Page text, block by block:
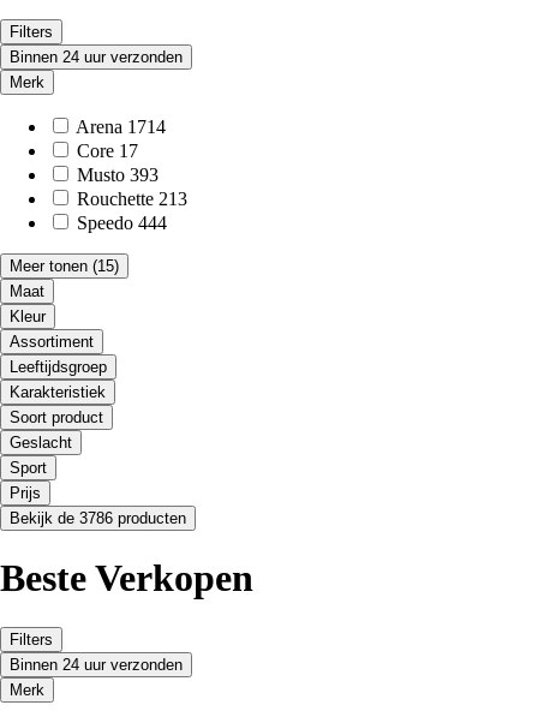
Filters
Binnen 24 uur verzonden
Merk
Arena 1714
Core 17
Musto 393
Rouchette 213
Speedo 444
Meer tonen (15)
Maat
Kleur
Assortiment
Leeftijdsgroep
Karakteristiek
Soort product
Geslacht
Sport
Prijs
Bekijk de 3786 producten
Beste Verkopen
Filters
Binnen 24 uur verzonden
Merk